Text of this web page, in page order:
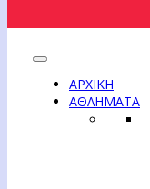
ΑΡΧΙΚΗ
ΑΘΛΗΜΑΤΑ